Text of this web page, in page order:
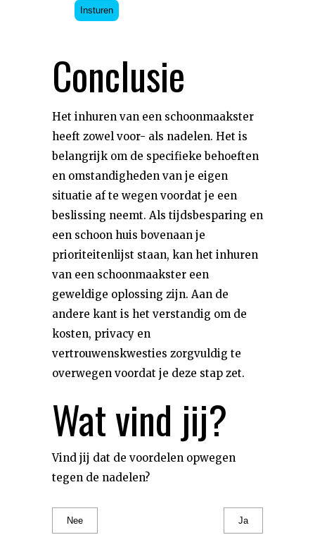
Insturen
Conclusie
Het inhuren van een schoonmaakster
heeft zowel voor- als nadelen. Het is
belangrijk om de specifieke behoeften
en omstandigheden van je eigen
situatie af te wegen voordat je een
beslissing neemt. Als tijdsbesparing en
een schoon huis bovenaan je
prioriteitenlijst staan, kan het inhuren
van een schoonmaakster een
geweldige oplossing zijn. Aan de
andere kant is het verstandig om de
kosten, privacy en
vertrouwenskwesties zorgvuldig te
overwegen voordat je deze stap zet.
Wat vind jij?
Vind jij dat de voordelen opwegen
tegen de nadelen?
Nee Ja